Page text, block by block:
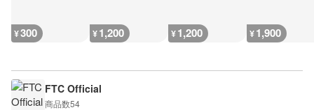
¥300 ¥1,200 ¥1,200 ¥1,900
FTC Official
商品数54